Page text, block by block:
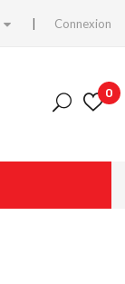
Connexion
0